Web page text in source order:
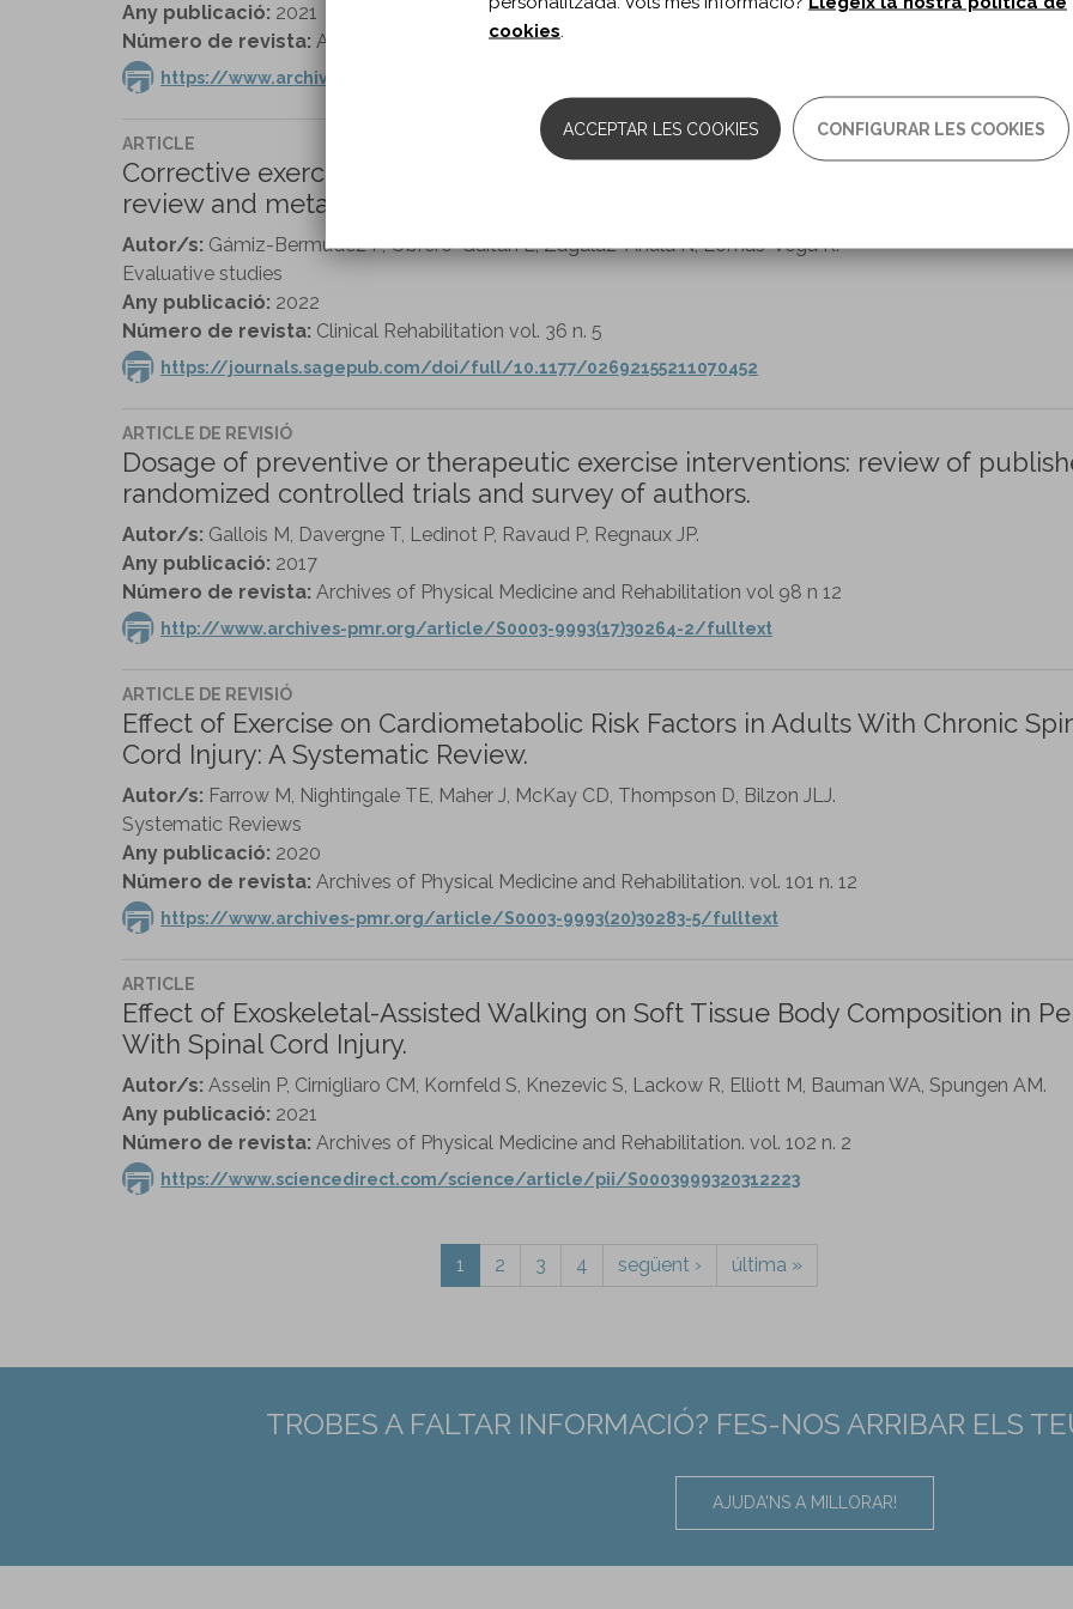
Any publicació: 2021
Número de revista: Archives of Physical Medicine and Rehabilitation. vol. 102 n. 4
https://www.archives-pmr.org/article/S0003-9993(20)31129-1/fulltext
ARTICLE
Corrective exercise-based therapy for adolescent idiopathic scoliosis:
review and meta-analysis.
Autor/s: Gámiz-Bermúdez F, Obrero-Gaitán E, Zagalaz-Anula N, Lomas-Vega R.
Evaluative studies
Any publicació: 2022
Número de revista: Clinical Rehabilitation vol. 36 n. 5
https://journals.sagepub.com/doi/full/10.1177/02692155211070452
ARTICLE DE REVISIÓ
Dosage of preventive or therapeutic exercise interventions: review of
randomized controlled trials and survey of authors.
Autor/s: Gallois M, Davergne T, Ledinot P, Ravaud P, Regnaux JP.
Any publicació: 2017
Número de revista: Archives of Physical Medicine and Rehabilitation vol 98 n 12
http://www.archives-pmr.org/article/S0003-9993(17)30264-2/fulltext
ARTICLE DE REVISIÓ
Effect of Exercise on Cardiometabolic Risk Factors in Adults With Chronic
Cord Injury: A Systematic Review.
Autor/s: Farrow M, Nightingale TE, Maher J, McKay CD, Thompson D, Bilzon JLJ.
Systematic Reviews
Any publicació: 2020
Número de revista: Archives of Physical Medicine and Rehabilitation. vol. 101 n. 12
https://www.archives-pmr.org/article/S0003-9993(20)30283-5/fulltext
ARTICLE
Effect of Exoskeletal-Assisted Walking on Soft Tissue Body Composition in
With Spinal Cord Injury.
Autor/s: Asselin P, Cirnigliaro CM, Kornfeld S, Knezevic S, Lackow R, Elliott M, Bauman WA, Spungen AM.
Any publicació: 2021
Número de revista: Archives of Physical Medicine and Rehabilitation. vol. 102 n. 2
https://www.sciencedirect.com/science/article/pii/S0003999320312223
1 2 3 4 següent › última »
TROBES A FALTAR INFORMACIÓ? FES-NOS ARRIBAR ELS
AJUDA'NS A MILLORAR!
cookies
ACCEPTAR LES COOKIES CONFIGURAR LES COOKIES